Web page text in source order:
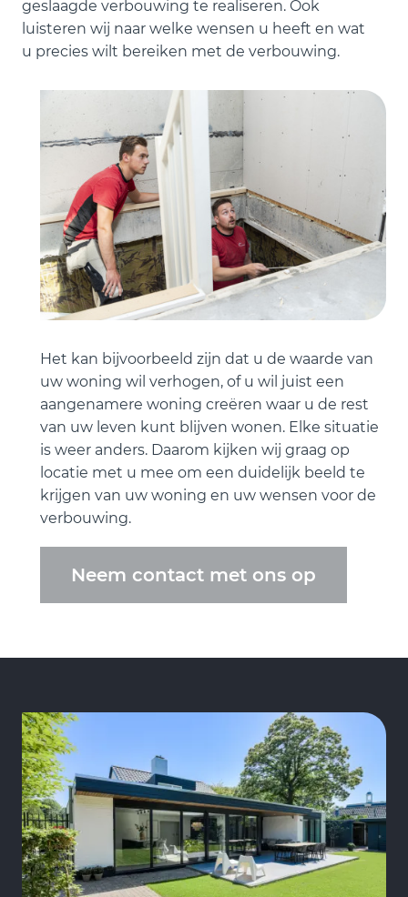
geslaagde verbouwing te realiseren. Ook
luisteren wij naar welke wensen u heeft en wat
u precies wilt bereiken met de verbouwing.
Het kan bijvoorbeeld zijn dat u de waarde van
uw woning wil verhogen, of u wil juist een
aangenamere woning creëren waar u de rest
van uw leven kunt blijven wonen. Elke situatie
is weer anders. Daarom kijken wij graag op
locatie met u mee om een duidelijk beeld te
krijgen van uw woning en uw wensen voor de
verbouwing.
Neem contact met ons op